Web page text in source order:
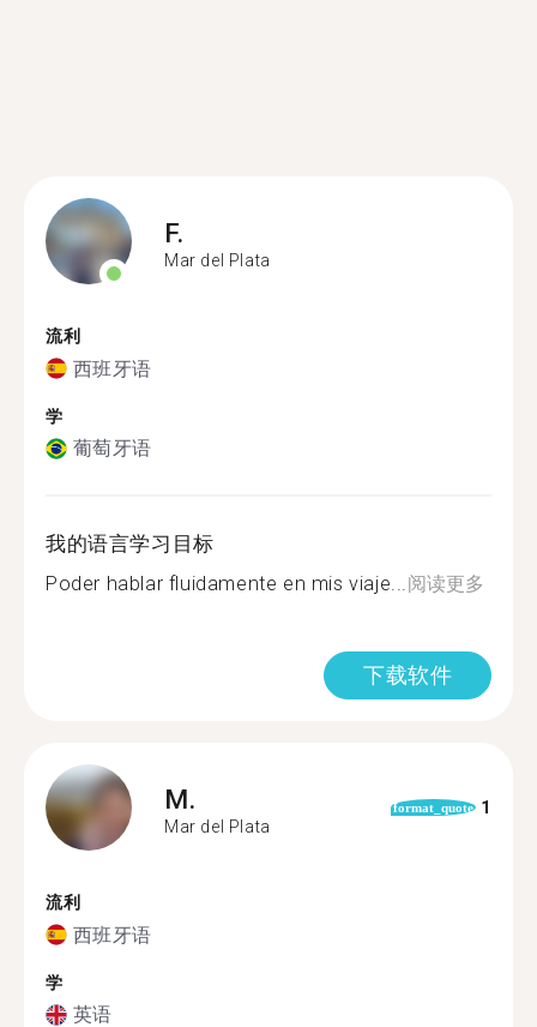
F.
Mar del Plata
流利
西班牙语
学
葡萄牙语
我的语言学习目标
Poder hablar fluidamente en mis viaje...阅读更多
下载软件
M.
Mar del Plata
format_quote 1
流利
西班牙语
学
英语